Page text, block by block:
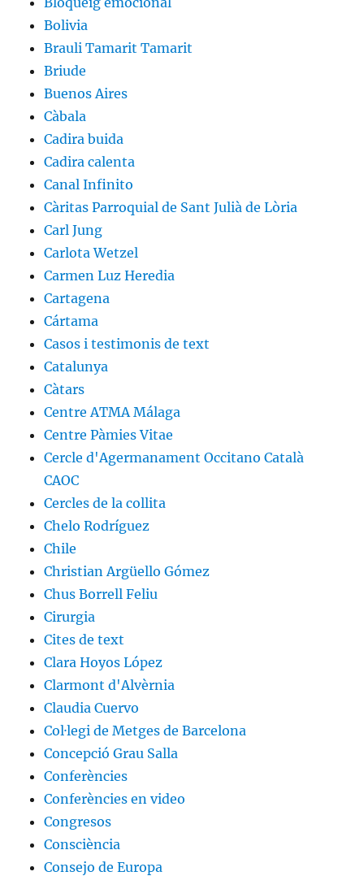
Bolivia
Brauli Tamarit Tamarit
Briude
Buenos Aires
Càbala
Cadira buida
Cadira calenta
Canal Infinito
Càritas Parroquial de Sant Julià de Lòria
Carl Jung
Carlota Wetzel
Carmen Luz Heredia
Cartagena
Cártama
Casos i testimonis de text
Catalunya
Càtars
Centre ATMA Málaga
Centre Pàmies Vitae
Cercle d'Agermanament Occitano Català
CAOC
Cercles de la collita
Chelo Rodríguez
Chile
Christian Argüello Gómez
Chus Borrell Feliu
Cirurgia
Cites de text
Clara Hoyos López
Clarmont d'Alvèrnia
Claudia Cuervo
Col·legi de Metges de Barcelona
Concepció Grau Salla
Conferències
Conferències en video
Congresos
Consciència
Consejo de Europa